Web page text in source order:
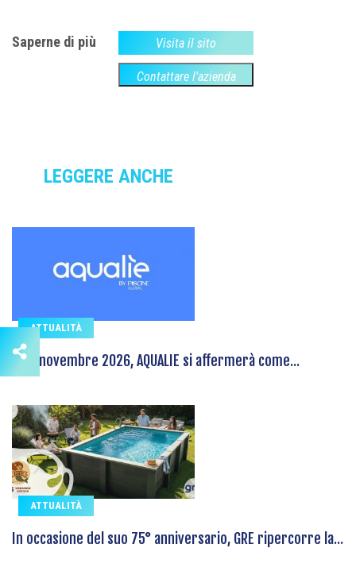
Saperne di più Visita il sito
Contattare l'azienda
LEGGERE ANCHE
ATTUALITÀ
Il 19 novembre 2026, AQUALIE si affermerà come...
ATTUALITÀ
In occasione del suo 75° anniversario, GRE ripercorre la...